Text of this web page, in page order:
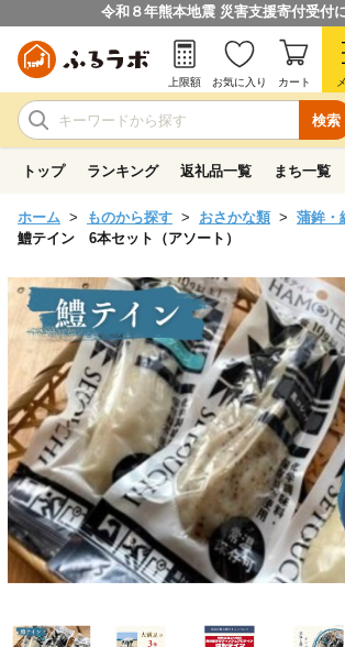
令和８年熊本地震 災害支援寄付受付
検索
上限額 お気に入り カート
トップ ランキング 返礼品一覧 まち一覧
ホーム ものから探す おさかな類
蒲鉾・
鱧テイン 6本セット（アソート）